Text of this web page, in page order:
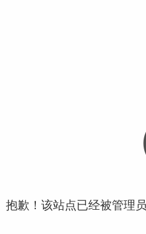
抱歉！该站点已经被管理